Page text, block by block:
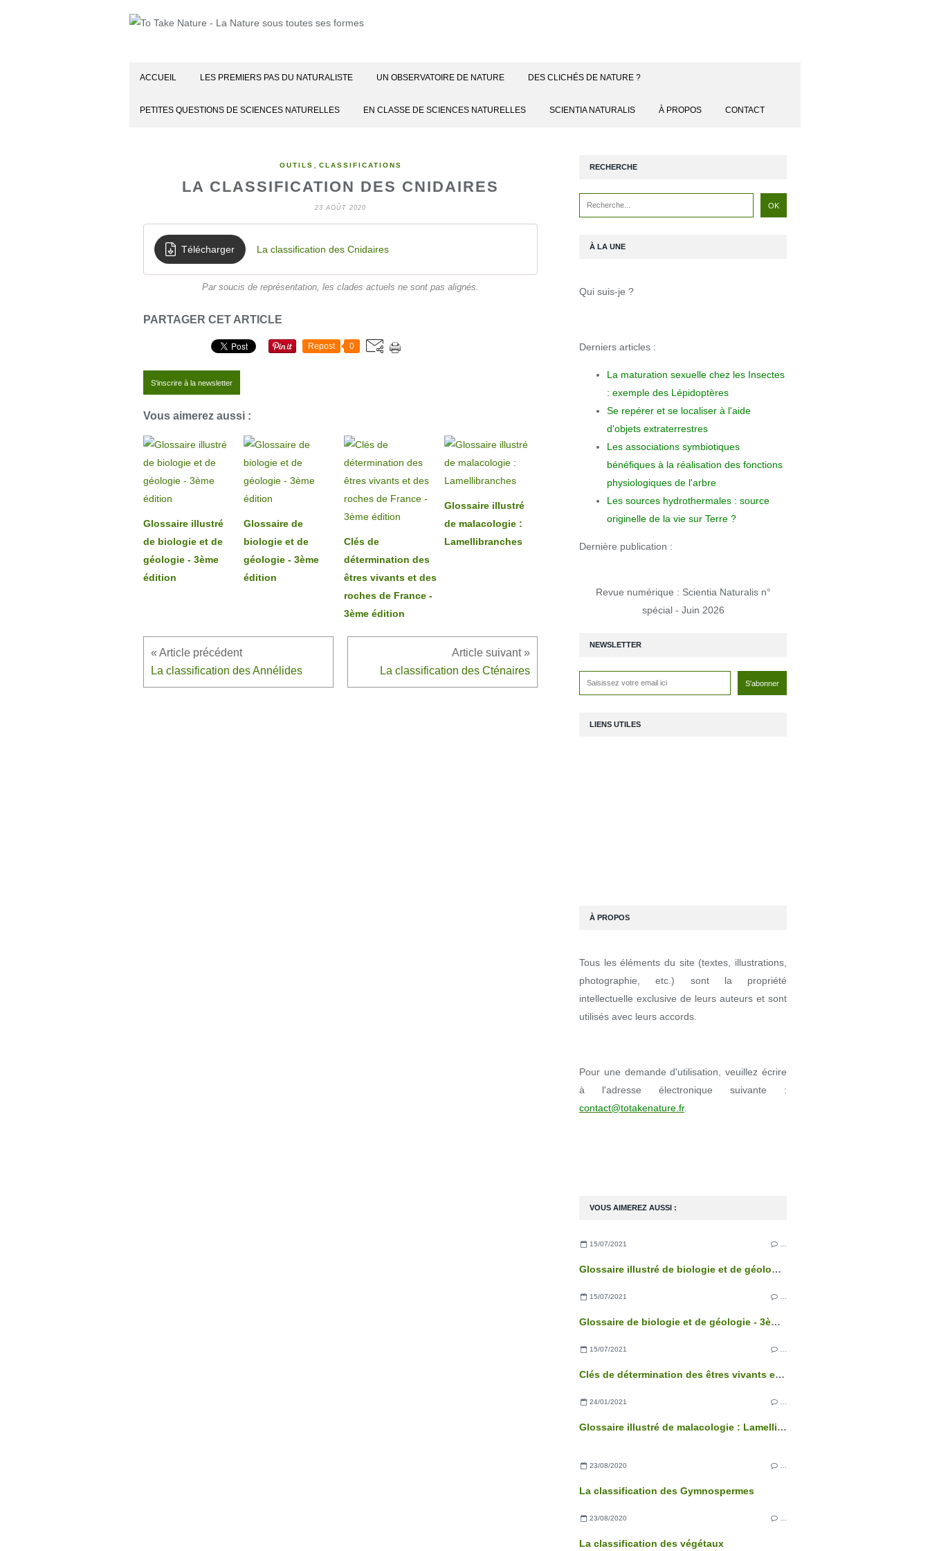
ACCUEIL LES PREMIERS PAS DU NATURALISTE UN OBSERVATOIRE DE NATURE DES CLICHÉS DE NATURE ?
PETITES QUESTIONS DE SCIENCES NATURELLES EN CLASSE DE SCIENCES NATURELLES SCIENTIA NATURALIS À PROPOS CONTACT
OUTILS CLASSIFICATIONS
LA CLASSIFICATION DES CNIDAIRES
23 AOÛT 2020
Télécharger La classification des Cnidaires
Par soucis de représentation, les clades actuels ne sont pas alignés.
PARTAGER CET ARTICLE
Repost 0
S'inscrire à la newsletter
Vous aimerez aussi :
Glossaire illustré
de biologie et de
géologie - 3ème
édition
Glossaire de
biologie et de
géologie - 3ème
édition
Clés de
détermination des
êtres vivants et des
roches de France -
3ème édition
Glossaire illustré
de malacologie :
Lamellibranches
La classification des Annélides La classification des Cténaires
NEWSLETTER
RECHERCHE
VOUS AIMEREZ AUSSI :
15/07/2021
Glossaire illustré de biologie et de géologie - 3ème édition
15/07/2021
Glossaire de biologie et de géologie - 3ème édition
15/07/2021
Clés de détermination des êtres vivants et des roches de France - 3ème édition
24/01/2021
Glossaire illustré de malacologie : Lamellibranches
23/08/2020
La classification des Gymnospermes
23/08/2020
La classification des végétaux
À LA UNE
Qui suis-je ?
Derniers articles :
La maturation sexuelle chez les Insectes
: exemple des Lépidoptères
Se repérer et se localiser à l'aide
d'objets extraterrestres
Les associations symbiotiques
bénéfiques à la réalisation des fonctions
physiologiques de l'arbre
Les sources hydrothermales : source
originelle de la vie sur Terre ?
Dernière publication :
Revue numérique : Scientia Naturalis n°
spécial - Juin 2026
LIENS UTILES
À PROPOS
Tous les éléments du site (textes, illustrations,
photographie, etc.) sont la propriété
intellectuelle exclusive de leurs auteurs et sont
utilisés avec leurs accords.
Pour une demande d'utilisation, veuillez écrire
à l'adresse électronique suivante :
contact@totakenature.fr